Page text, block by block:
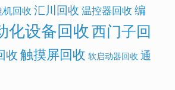
机回收 汇川回收 温控器回收 编
化设备回收西门子回
收触摸屏回收 软启动器回收 通